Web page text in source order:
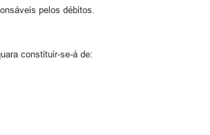
pelos débitos.
constituir-se-á de: